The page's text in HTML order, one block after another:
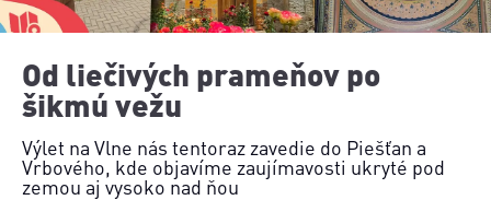
Od liečivých prameňov po
šikmú vežu
Výlet na Vlne nás tentoraz zavedie do Piešťan a
Vrbového, kde objavíme zaujímavosti ukryté pod
zemou aj vysoko nad ňou